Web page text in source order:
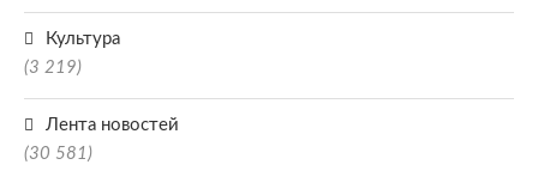
Культура
(3 219)
Лента новостей
(30 581)